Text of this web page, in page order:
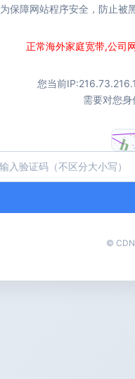
为保障网站程序安全，防止被
正常海外家庭宽带,公司
您当前IP:
需要对您
©